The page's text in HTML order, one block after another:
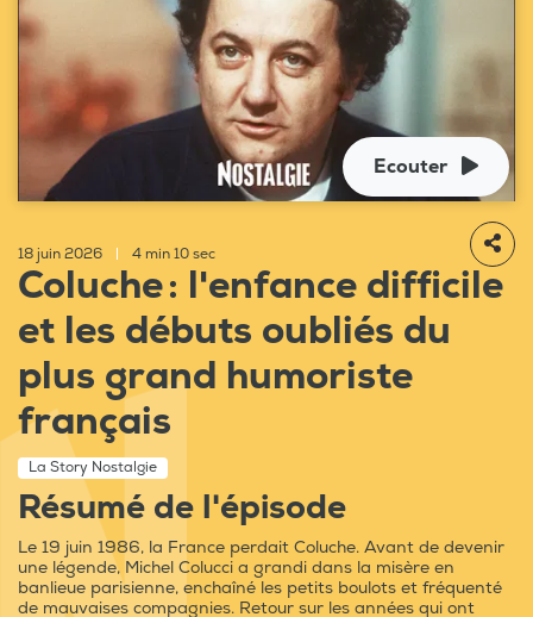
Ecouter
18 juin 2026 4 min 10 sec
Coluche : l'enfance difficile
et les débuts oubliés du
plus grand humoriste
français
La Story Nostalgie
Résumé de l'épisode
Le 19 juin 1986, la France perdait Coluche. Avant de devenir
une légende, Michel Colucci a grandi dans la misère en
banlieue parisienne, enchaîné les petits boulots et fréquenté
de mauvaises compagnies. Retour sur les années qui ont